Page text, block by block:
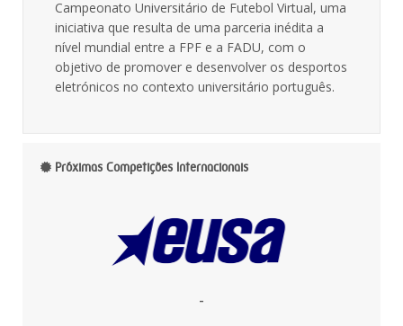
Campeonato Universitário de Futebol Virtual, uma
iniciativa que resulta de uma parceria inédita a
nível mundial entre a FPF e a FADU, com o
objetivo de promover e desenvolver os desportos
eletrónicos no contexto universitário português.
Próximas Competições Internacionais
-